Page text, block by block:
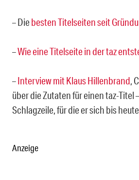
– Diebesten Titelseiten seit
–Wie eine Titelseite in der taz
–Interview mit Klaus Hillenbrand,
über die Zutaten für einen taz-Titel
Schlagzeile, für die er sich bis
Anzeige